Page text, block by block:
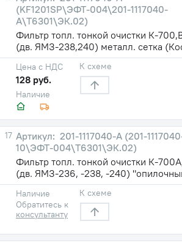
(KF1201SP\ЭФТ-004\201-1117040-
А\Т6301\ЭК.02)
Фильтр топл. тонкой очистки К-
(дв. ЯМЗ-238,240) металл. сетка
Наличие
Цена с НДС
128 руб.
К схеме
17
201-1117040-А (201-
10\ЭФТ-004\Т6301\ЭК.02)
Фильтр топл. тонкой очистки К-
(дв. ЯМЗ-236, -238, -240)
Наличие
Обратитесь к
консультанту
К схеме